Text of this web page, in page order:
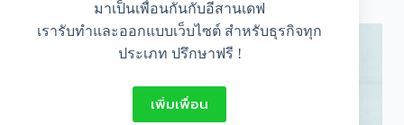
มาเป็นเพื่อนกันกับอีสานเดฟ
เรารับทำและออกแบบเว็บไซต์ สำหรับธุรกิจทุก
ประเภท ปรึกษาฟรี !
เพิ่มเพื่อน